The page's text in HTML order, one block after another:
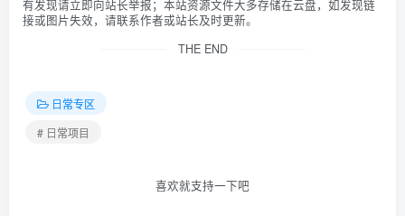
有发现请立即向站长举报；本站资源文件大多存储在云盘，如发现链
接或图片失效，请联系作者或站长及时更新。
THE END
日常专区
# 日常项目
喜欢就支持一下吧